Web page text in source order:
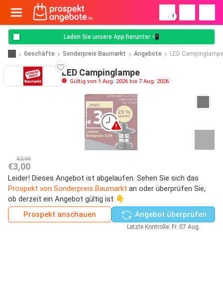
!
Laden Sie unsere App herunter 📲
Geschäfte Sonderpreis Baumarkt Angebote LED Campinglampe
LED Campinglampe
Gültig von 1 Aug. 2026 bis 7 Aug. 2026
€3,99
€3,00
Leider! Dieses Angebot ist abgelaufen. Sehen Sie sich das
Prospekt von Sonderpreis Baumarkt an oder überprüfen Sie,
ob derzeit ein Angebot gültig ist 👇
Prospekt anschauen
Angebot überprüfen
Letzte Kontrolle: Fr. 07 Aug.